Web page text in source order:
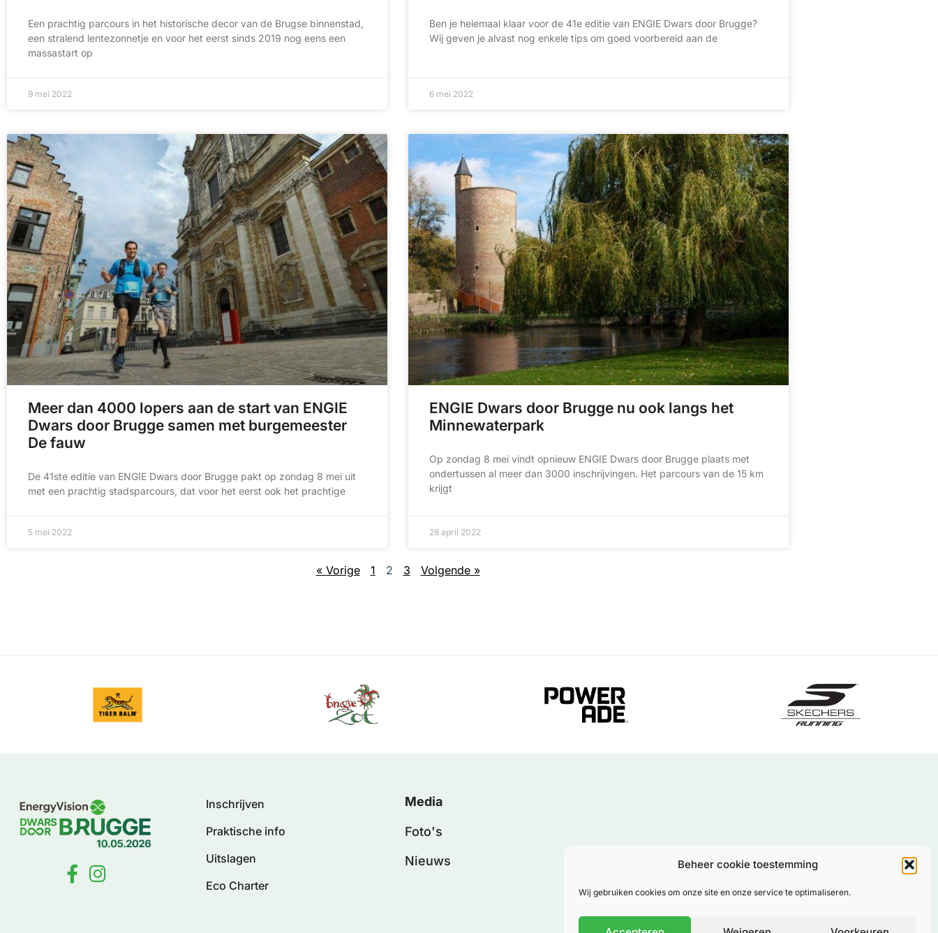
Beheer cookie toestemming
Wij gebruiken cookies om onze site en onze service te optimaliseren.
Een prachtig parcours in het historische decor van de Brugse binnenstad,
een stralend lentezonnetje en voor het eerst sinds 2019 nog eens een
massastart op
9 mei 2022
Ben je helemaal klaar voor de 41e editie van ENGIE Dwars door Brugge?
Wij geven je alvast nog enkele tips om goed voorbereid aan de
6 mei 2022
Meer dan 4000 lopers aan de start van ENGIE
Dwars door Brugge samen met burgemeester
De fauw
De 41ste editie van ENGIE Dwars door Brugge pakt op zondag 8 mei uit
met een prachtig stadsparcours, dat voor het eerst ook het prachtige
5 mei 2022
ENGIE Dwars door Brugge nu ook langs het
Minnewaterpark
Op zondag 8 mei vindt opnieuw ENGIE Dwars door Brugge plaats met
ondertussen al meer dan 3000 inschrijvingen. Het parcours van de 15 km
krijgt
28 april 2022
« Vorige 1 2 3 Volgende »
Inschrijven
Praktische info
Uitslagen
Eco Charter
Media
Foto's
Nieuws